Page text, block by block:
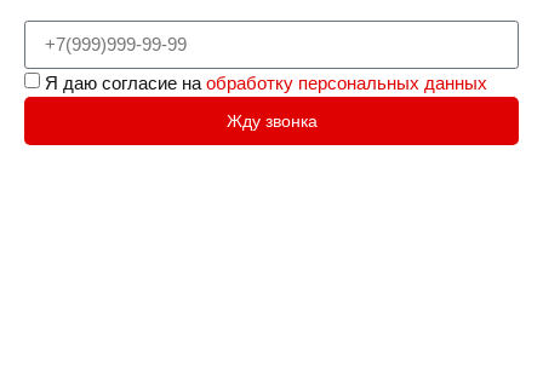
Я даю согласие на обработку персональных данных
Жду звонка